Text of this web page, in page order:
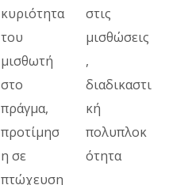
κυριότητα
του
μισθωτή
στο
πράγμα,
προτίμησ
η σε
πτώχευση
στις
μισθώσεις
,
διαδικαστι
κή
πολυπλοκ
ότητα